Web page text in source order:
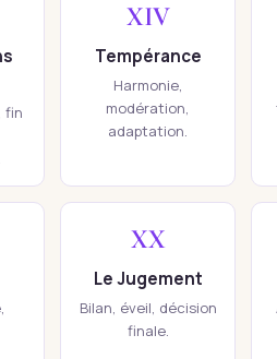
fin
XIV
Tempérance
Harmonie,
modération,
adaptation.
XX
Le Jugement
Bilan, éveil, décision
finale.